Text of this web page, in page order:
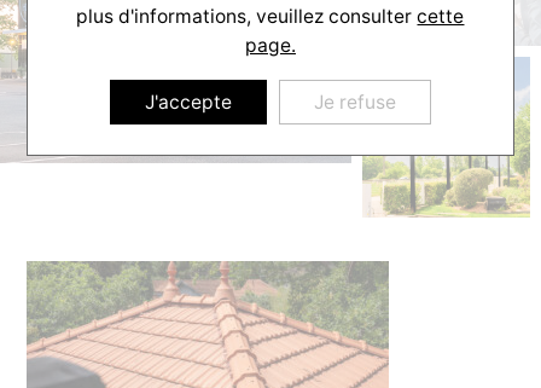
plus d'informations, veuillez consultercette
page.
J'accepte Je refuse